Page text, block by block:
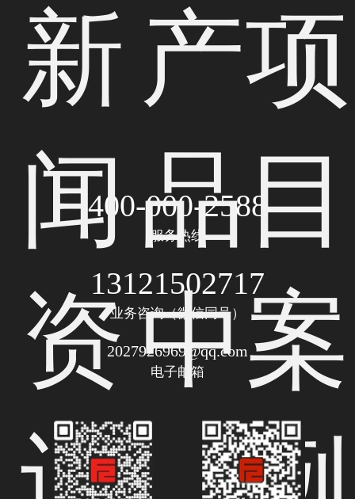
400-000-2588
服务热线
13121502717
业务咨询（微信同号）
2027926969@qq.com
电子邮箱
新
闻
资
产
品
中
项
目
案